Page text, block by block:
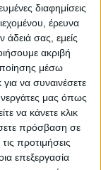
διαφημίσεις
έρευνα
άδειά σας, εμείς
ακριβή
μέσω
να συναινέσετε
μας όπως
να κάνετε κλικ
πρόσβαση σε
προτιμήσεις
επεξεργασία
σε φάρμες έξω
υπουργείο
στη
οι
εικονικός
των ζώων. Το